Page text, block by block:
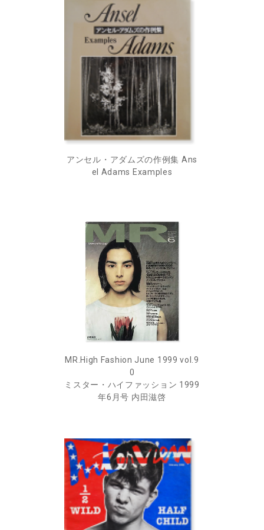
アンセル・アダムズの作例集 Ans
el Adams Examples
MR.High Fashion June 1999 vol.9
0
ミスター・ハイファッション 1999
年6月号 内田滋啓